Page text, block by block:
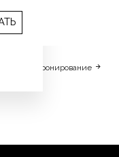
Бронирование